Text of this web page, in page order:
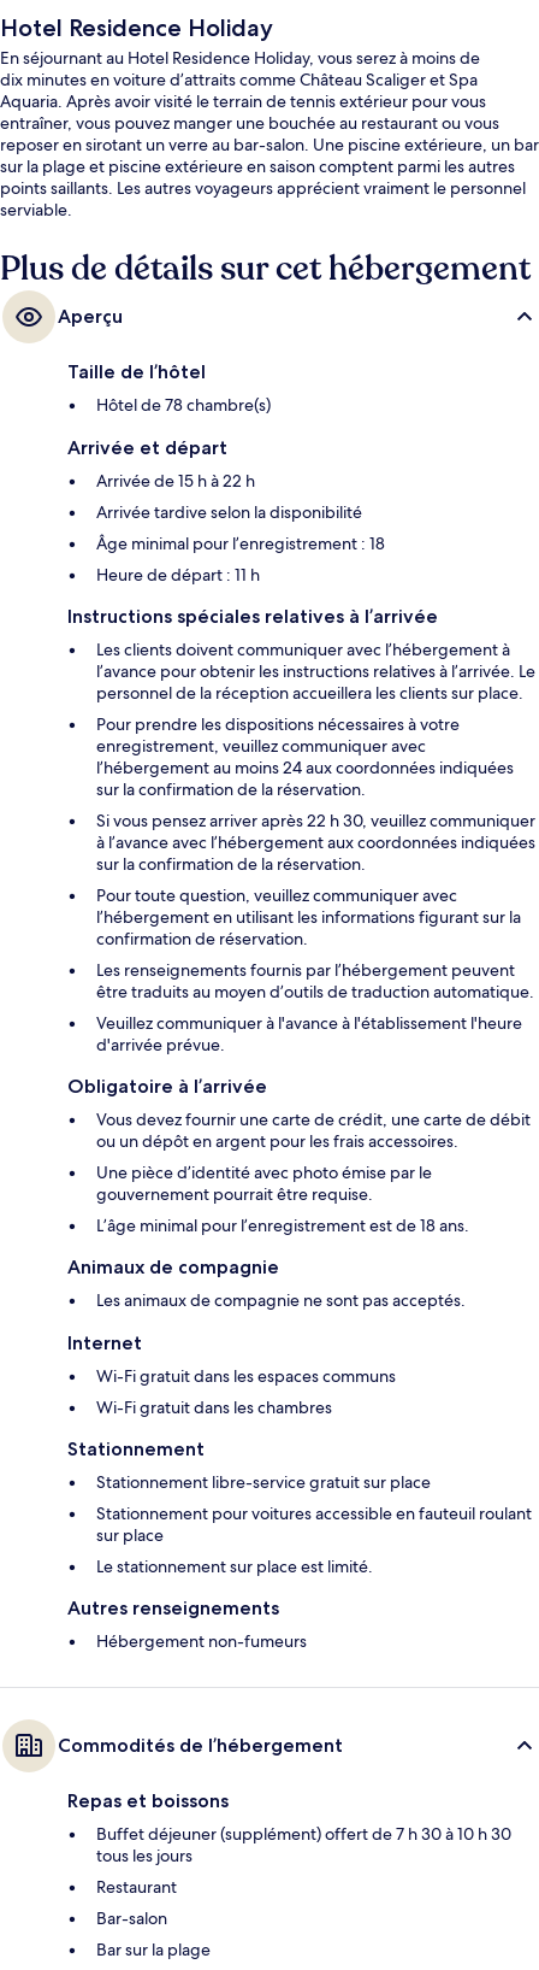
Hotel Residence Holiday
En séjournant au Hotel Residence Holiday, vous serez à moins de
dix minutes en voiture d’attraits comme Château Scaliger et Spa
Aquaria. Après avoir visité le terrain de tennis extérieur pour vous
entraîner, vous pouvez manger une bouchée au restaurant ou vous
reposer en sirotant un verre au bar-salon. Une piscine extérieure, un bar
sur la plage et piscine extérieure en saison comptent parmi les autres
points saillants. Les autres voyageurs apprécient vraiment le personnel
serviable.
Plus de détails sur cet hébergement
Aperçu
Taille de l’hôtel
Hôtel de 78 chambre(s)
Arrivée et départ
Arrivée de 15 h à 22 h
Arrivée tardive selon la disponibilité
Âge minimal pour l’enregistrement : 18
Heure de départ : 11 h
Instructions spéciales relatives à l’arrivée
Les clients doivent communiquer avec l’hébergement à
l’avance pour obtenir les instructions relatives à l’arrivée. Le
personnel de la réception accueillera les clients sur place.
Pour prendre les dispositions nécessaires à votre
enregistrement, veuillez communiquer avec
l’hébergement au moins 24 aux coordonnées indiquées
sur la confirmation de la réservation.
Si vous pensez arriver après 22 h 30, veuillez communiquer
à l’avance avec l’hébergement aux coordonnées indiquées
sur la confirmation de la réservation.
Pour toute question, veuillez communiquer avec
l’hébergement en utilisant les informations figurant sur la
confirmation de réservation.
Les renseignements fournis par l’hébergement peuvent
être traduits au moyen d’outils de traduction automatique.
Veuillez communiquer à l'avance à l'établissement l'heure
d'arrivée prévue.
Obligatoire à l’arrivée
Vous devez fournir une carte de crédit, une carte de débit
ou un dépôt en argent pour les frais accessoires.
Une pièce d’identité avec photo émise par le
gouvernement pourrait être requise.
L’âge minimal pour l’enregistrement est de 18 ans.
Animaux de compagnie
Les animaux de compagnie ne sont pas acceptés.
Internet
Wi-Fi gratuit dans les espaces communs
Wi-Fi gratuit dans les chambres
Stationnement
Stationnement libre-service gratuit sur place
Stationnement pour voitures accessible en fauteuil roulant
sur place
Le stationnement sur place est limité.
Autres renseignements
Hébergement non-fumeurs
Commodités de l’hébergement
Repas et boissons
Buffet déjeuner (supplément) offert de 7 h 30 à 10 h 30
tous les jours
Restaurant
Bar-salon
Bar sur la plage